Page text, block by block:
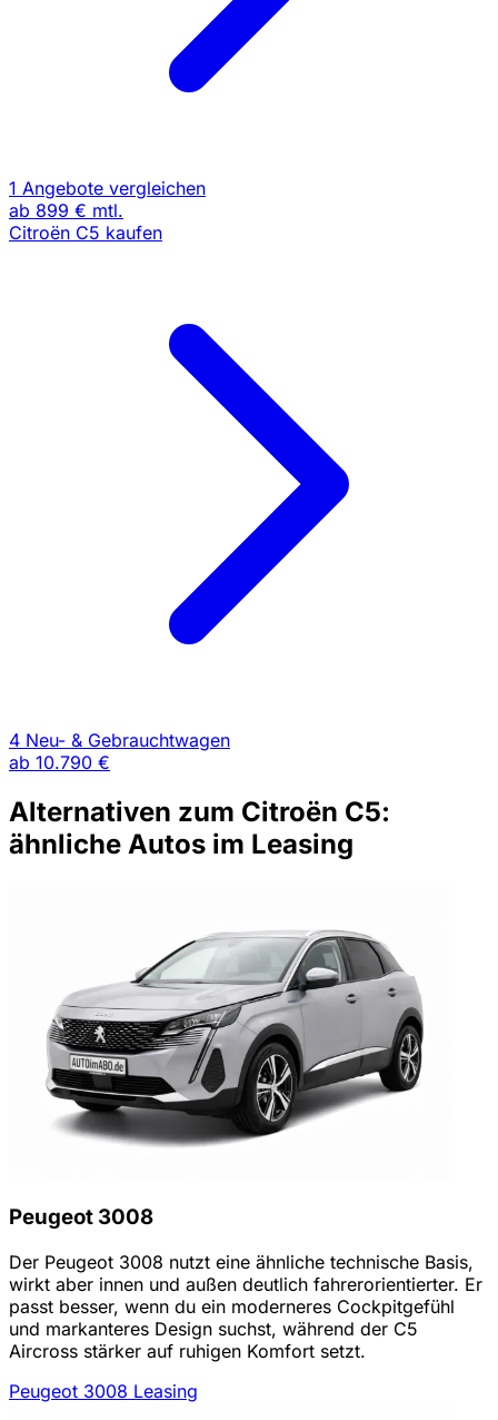
1 Angebote vergleichen
ab 899 € mtl.
Citroën C5 kaufen
4 Neu- & Gebrauchtwagen
ab 10.790 €
Alternativen zum Citroën C5:
ähnliche Autos im Leasing
Peugeot 3008
Der Peugeot 3008 nutzt eine ähnliche technische Basis,
wirkt aber innen und außen deutlich fahrerorientierter. Er
passt besser, wenn du ein moderneres Cockpitgefühl
und markanteres Design suchst, während der C5
Aircross stärker auf ruhigen Komfort setzt.
Peugeot 3008 Leasing